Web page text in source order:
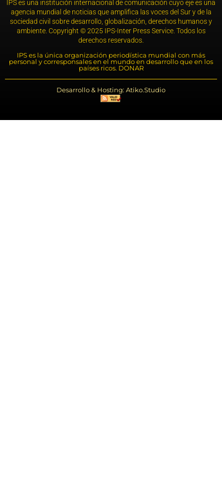
IPS es una institución internacional de comunicación cuyo eje es una
agencia mundial de noticias que amplifica las voces del Sur y de la
sociedad civil sobre desarrollo, globalización, derechos humanos y
ambiente. Copyright © 2025 IPS-Inter Press Service. Todos los
derechos reservados.
IPS es la única organización periodística mundial con más
personal y corresponsales en el mundo en desarrollo que en los
países ricos. DONAR
Desarrollo & Hosting: Atiko.Studio